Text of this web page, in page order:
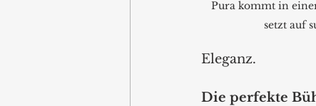
Pura kommt in
setzt auf
Eleganz.
Die perfekte